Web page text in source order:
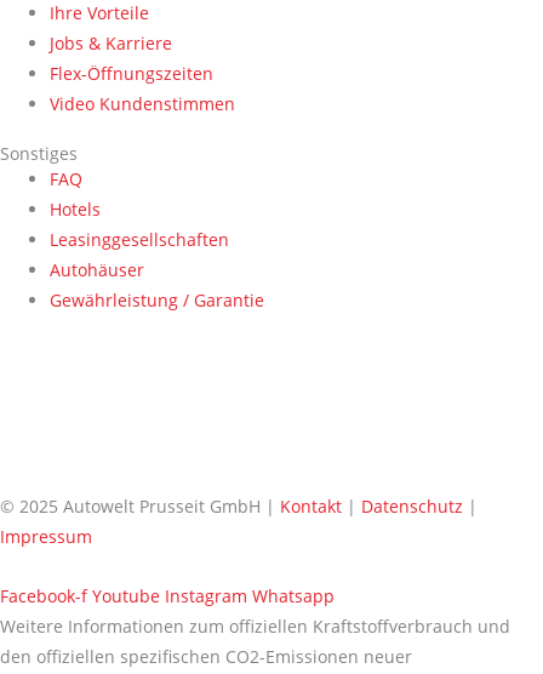
Ihre Vorteile
Jobs & Karriere
Flex-Öffnungszeiten
Video Kundenstimmen
Sonstiges
FAQ
Hotels
Leasinggesellschaften
Autohäuser
Gewährleistung / Garantie
© 2025 Autowelt Prusseit GmbH | Kontakt | Datenschutz |
Impressum
Facebook-f Youtube Instagram Whatsapp
Weitere Informationen zum offiziellen Kraftstoffverbrauch und
den offiziellen spezifischen CO2-Emissionen neuer